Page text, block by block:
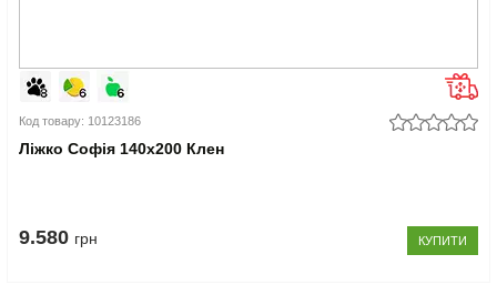
Код товару: 10123186
Ліжко Софія 140x200 Клен
9.580 грн КУПИТИ